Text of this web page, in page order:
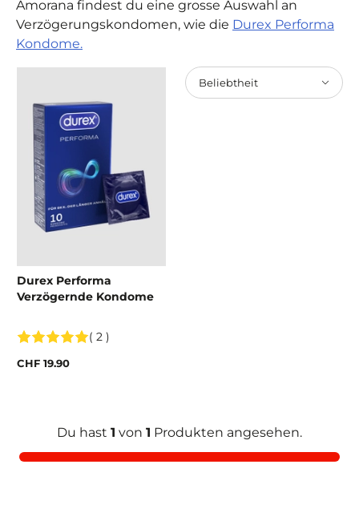
Amorana findest du eine grosse Auswahl an
Verzögerungskondomen, wie die Durex Performa
Kondome.
Beliebtheit
Durex Performa
Verzögernde Kondome
( 2 )
CHF 19.90
Du hast 1 von 1 Produkten angesehen.